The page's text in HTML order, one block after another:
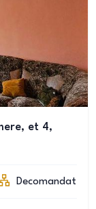
et 4,
Decomandat